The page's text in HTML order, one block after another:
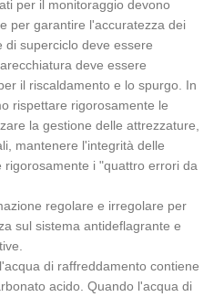
per il monitoraggio devono
per garantire l'accuratezza dei
di superciclo deve essere
deve essere
il riscaldamento e lo spurgo. In
rispettare rigorosamente le
la gestione delle attrezzature,
mantenere l'integrità delle
i "quattro errori da
regolare e irregolare per
sul sistema antideflagrante e
di raffreddamento contiene
acido. Quando l'acqua di